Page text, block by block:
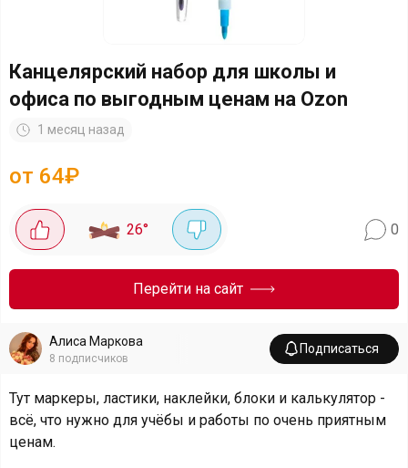
Канцелярский набор для школы и
офиса по выгодным ценам на Ozon
1 месяц назад
от 64₽
26° 0
Перейти на сайт
Алиса Маркова
8 подписчиков
Подписаться
Тут маркеры, ластики, наклейки, блоки и калькулятор -
всё, что нужно для учёбы и работы по очень приятным
ценам.